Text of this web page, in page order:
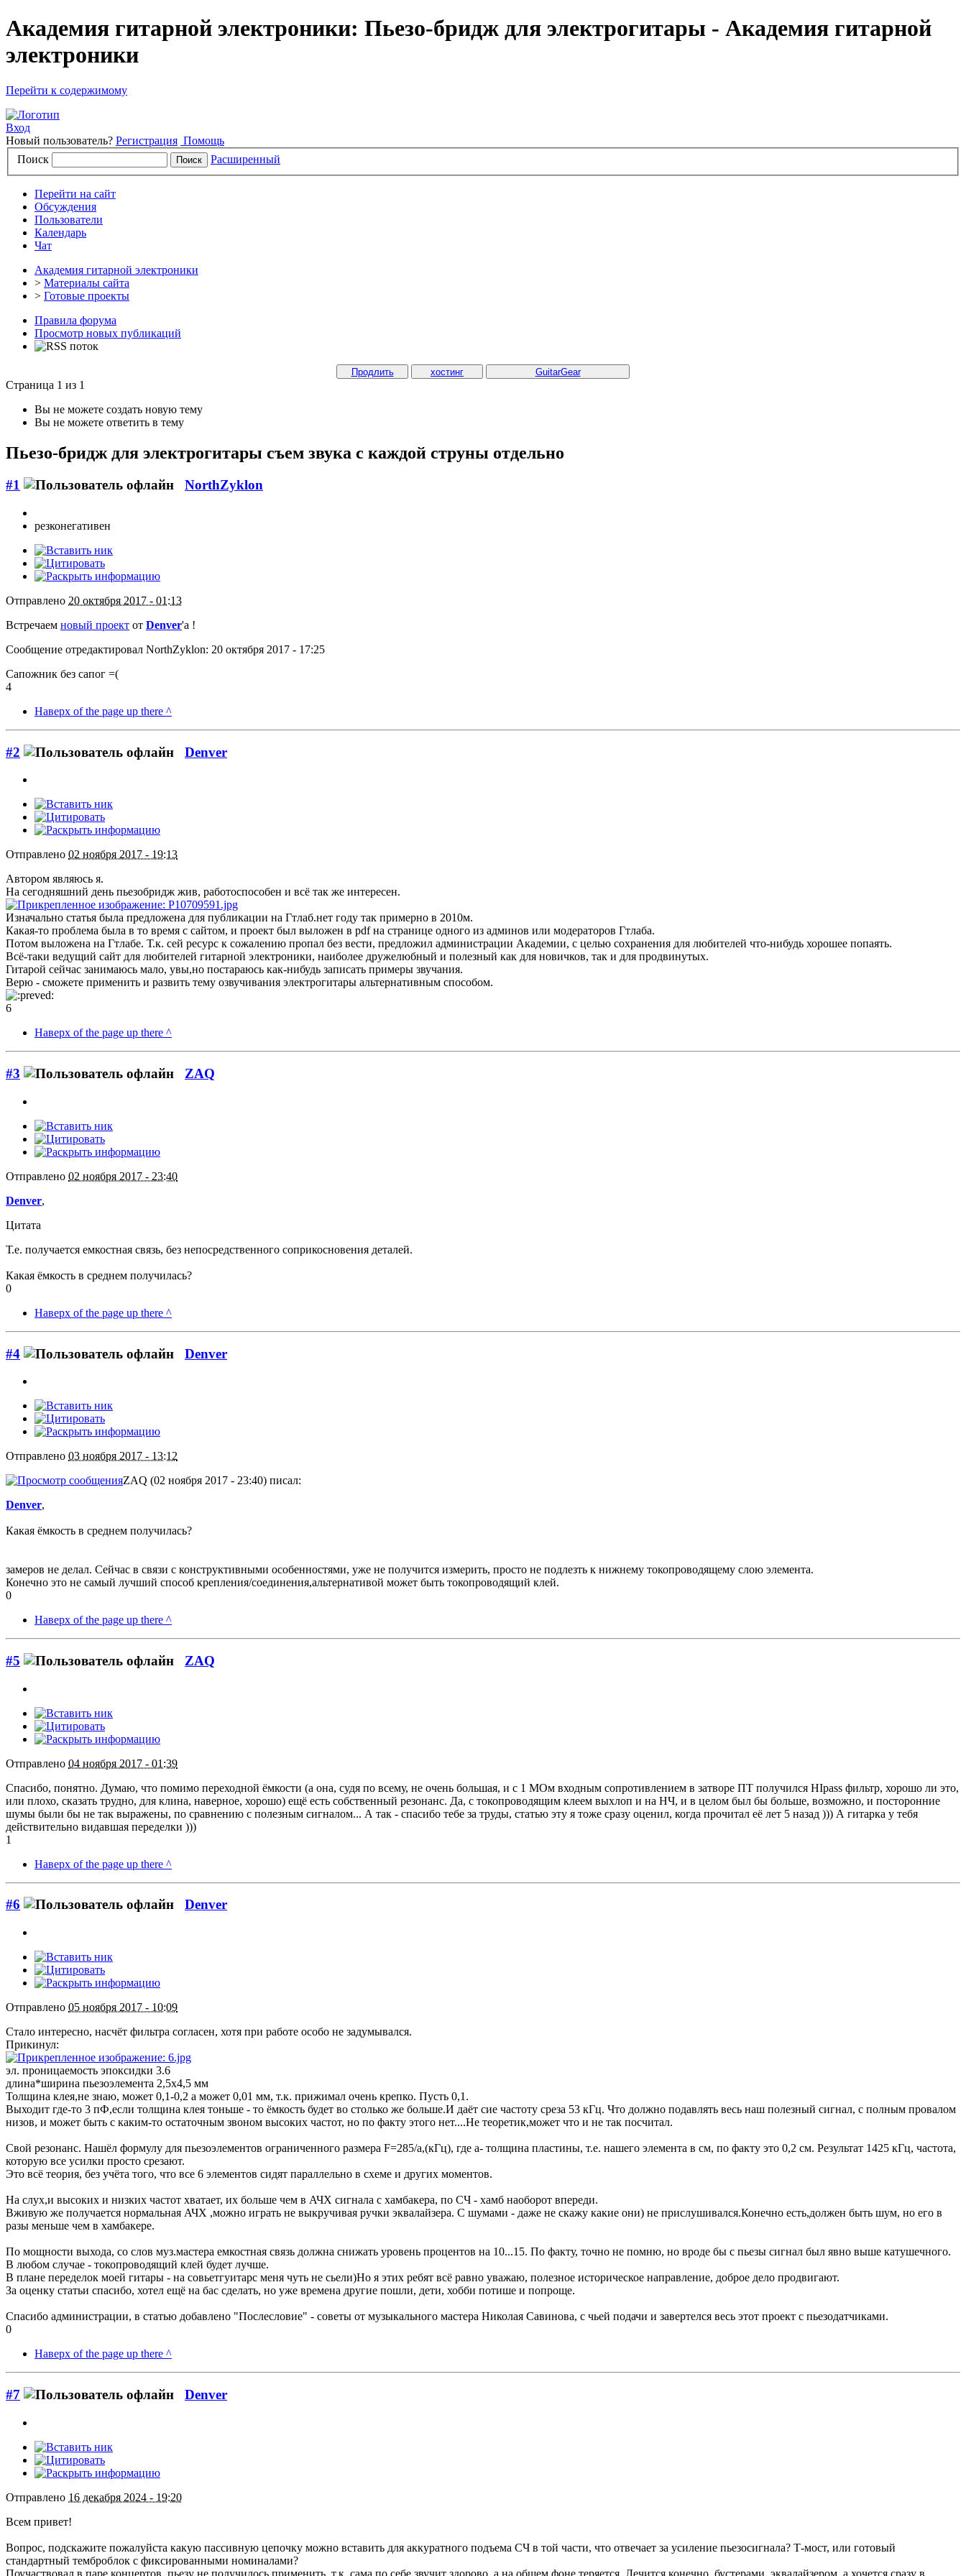
Академия гитарной электроники: Пьезо-бридж для электрогитары - Академия гитарной
электроники
Перейти к содержимому
Вход
Новый пользователь? Регистрация Помощь
Поиск
Расширенный
Перейти на сайт
Обсуждения
Пользователи
Календарь
Чат
Академия гитарной электроники
> Материалы сайта
> Готовые проекты
Правила форума
Просмотр новых публикаций
Продлить хостинг GuitarGear
Страница 1 из 1
Вы не можете создать новую тему
Вы не можете ответить в тему
Пьезо-бридж для электрогитары съем звука с каждой струны отдельно
#1 NorthZyklon
резконегативен
Отправлено 20 октября 2017 - 01:13
Встречаем новый проект от Denver'a !
Сообщение отредактировал NorthZyklon: 20 октября 2017 - 17:25
Сапожник без сапог =(
4
Наверх of the page up there ^
#2 Denver
Отправлено 02 ноября 2017 - 19:13
Автором являюсь я.
На сегодняшний день пьезобридж жив, работоспособен и всё так же интересен.
Изначально статья была предложена для публикации на Гтлаб.нет году так примерно в 2010м.
Какая-то проблема была в то время с сайтом, и проект был выложен в pdf на странице одного из админов или модераторов Гтлаба.
Потом выложена на Гтлабе. Т.к. сей ресурс к сожалению пропал без вести, предложил администрации Академии, с целью сохранения для любителей что-нибудь хорошее попаять.
Всё-таки ведущий сайт для любителей гитарной электроники, наиболее дружелюбный и полезный как для новичков, так и для продвинутых.
Гитарой сейчас занимаюсь мало, увы,но постараюсь как-нибудь записать примеры звучания.
Верю - сможете применить и развить тему озвучивания электрогитары альтернативным способом.
6
Наверх of the page up there ^
#3 ZAQ
Отправлено 02 ноября 2017 - 23:40
Denver,
Цитата
Т.е. получается емкостная связь, без непосредственного соприкосновения деталей.
Какая ёмкость в среднем получилась?
0
Наверх of the page up there ^
#4 Denver
Отправлено 03 ноября 2017 - 13:12
ZAQ (02 ноября 2017 - 23:40) писал:
Denver,
Какая ёмкость в среднем получилась?
замеров не делал. Сейчас в связи с конструктивными особенностями, уже не получится измерить, просто не подлезть к нижнему токопроводящему слою элемента.
Конечно это не самый лучший способ крепления/соединения,альтернативой может быть токопроводящий клей.
0
Наверх of the page up there ^
#5 ZAQ
Отправлено 04 ноября 2017 - 01:39
Спасибо, понятно. Думаю, что помимо переходной ёмкости (а она, судя по всему, не очень большая, и с 1 МОм входным сопротивлением в затворе ПТ получился HIpass фильтр, хорошо ли это,
или плохо, сказать трудно, для клина, наверное, хорошо) ещё есть собственный резонанс. Да, с токопроводящим клеем выхлоп и на НЧ, и в целом был бы больше, возможно, и посторонние
шумы были бы не так выражены, по сравнению с полезным сигналом... А так - спасибо тебе за труды, статью эту я тоже сразу оценил, когда прочитал её лет 5 назад ))) А гитарка у тебя
действительно видавшая переделки )))
1
Наверх of the page up there ^
#6 Denver
Отправлено 05 ноября 2017 - 10:09
Стало интересно, насчёт фильтра согласен, хотя при работе особо не задумывался.
Прикинул:
эл. проницаемость эпоксидки 3.6
длина*ширина пьезоэлемента 2,5х4,5 мм
Толщина клея,не знаю, может 0,1-0,2 а может 0,01 мм, т.к. прижимал очень крепко. Пусть 0,1.
Выходит где-то 3 пФ,если толщина клея тоньше - то ёмкость будет во столько же больше.И даёт сие частоту среза 53 кГц. Что должно подавлять весь наш полезный сигнал, с полным провалом
низов, и может быть с каким-то остаточным звоном высоких частот, но по факту этого нет....Не теоретик,может что и не так посчитал.
Свой резонанс. Нашёл формулу для пьезоэлементов ограниченного размера F=285/a,(кГц), где а- толщина пластины, т.е. нашего элемента в см, по факту это 0,2 см. Результат 1425 кГц, частота,
которую все усилки просто срезают.
Это всё теория, без учёта того, что все 6 элементов сидят параллельно в схеме и других моментов.
На слух,и высоких и низких частот хватает, их больше чем в АЧХ сигнала с хамбакера, по СЧ - хамб наоборот впереди.
Вживую же получается нормальная АЧХ ,можно играть не выкручивая ручки эквалайзера. С шумами - даже не скажу какие они) не прислушивался.Конечно есть,должен быть шум, но его в
разы меньше чем в хамбакере.
По мощности выхода, со слов муз.мастера емкостная связь должна снижать уровень процентов на 10...15. По факту, точно не помню, но вроде бы с пьезы сигнал был явно выше катушечного.
В любом случае - токопроводящий клей будет лучше.
В плане переделок моей гитары - на совьетгуитарс меня чуть не сьели)Но я этих ребят всё равно уважаю, полезное историческое направление, доброе дело продвигают.
За оценку статьи спасибо, хотел ещё на бас сделать, но уже времена другие пошли, дети, хобби потише и попроще.
Спасибо администрации, в статью добавлено "Послесловие" - советы от музыкального мастера Николая Савинова, с чьей подачи и завертелся весь этот проект с пьезодатчиками.
0
Наверх of the page up there ^
#7 Denver
Отправлено 16 декабря 2024 - 19:20
Всем привет!
Вопрос, подскажите пожалуйста какую пассивную цепочку можно вставить для аккуратного подъема СЧ в той части, что отвечает за усиление пьезосигнала? Т-мост, или готовый
стандартный темброблок с фиксированными номиналами?
Поучаствовал в паре концертов, пьезу не получилось применить, т.к. сама по себе звучит здорово, а на общем фоне теряется. Лечится конечно, бустерами, эквалайзером, а хочется сразу в